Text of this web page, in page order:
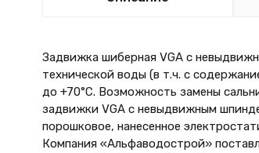
Задвижка шиберная VGA с
технической воды (в т.ч. с
до +70°С. Возможность замены
задвижки VGA с невыдвижным
порошковое, нанесенное
Компания «Альфаводострой»